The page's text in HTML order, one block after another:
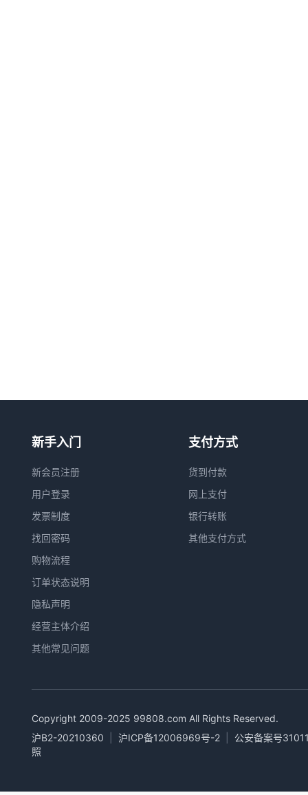
新手入门
新会员注册
用户登录
发票制度
找回密码
购物流程
订单状态说明
隐私声明
经营主体介绍
其他常见问题
支付方式
货到付款
网上支付
银行转账
其他支付方式
Copyright 2009-2025 99808.com All Rights Reserved.
沪B2-20210360
沪ICP备12006969号-2
公安备案号
照